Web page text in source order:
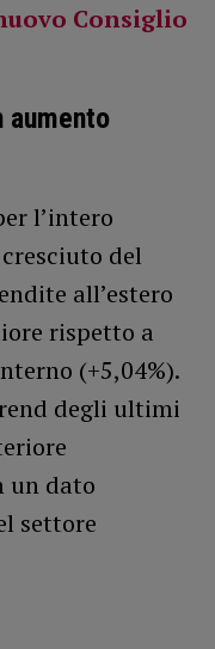
Consiglio
aumento
l’intero
del
all’estero
rispetto a
(+5,04%).
degli ultimi
un dato
settore